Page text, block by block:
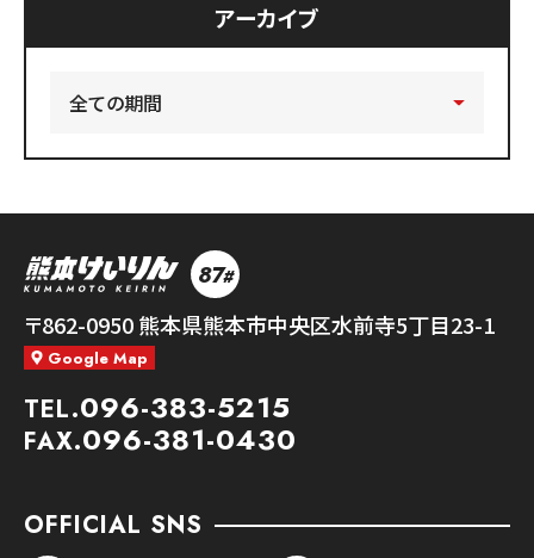
アーカイブ
熊本競輪 87#
〒862-0950熊本県熊本市中央区水前寺5丁目23-1
Google Map
TEL.096-383-5215
FAX.096-381-0430
OFFICIAL SNS